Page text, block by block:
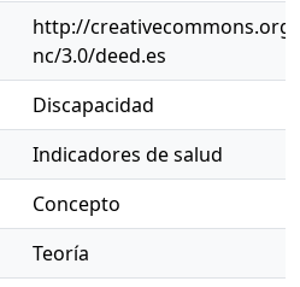
http://
nc/3.0/deed.es
Discapacidad
Indicadores de salud
Concepto
Teoría